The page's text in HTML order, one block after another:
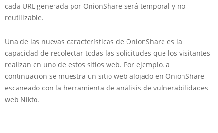
cada URL generada por OnionShare será temporal y no
reutilizable.
Una de las nuevas características de OnionShare es la
capacidad de recolectar todas las solicitudes que los visitantes
realizan en uno de estos sitios web. Por ejemplo, a
continuación se muestra un sitio web alojado en OnionShare
escaneado con la herramienta de análisis de vulnerabilidades
web Nikto.